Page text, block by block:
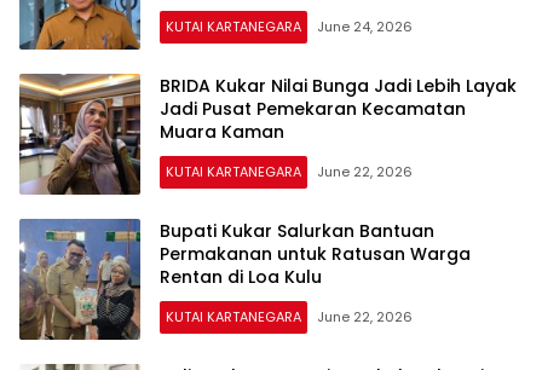
KUTAI KARTANEGARA June 24, 2026
BRIDA Kukar Nilai Bunga Jadi Lebih Layak
Jadi Pusat Pemekaran Kecamatan
Muara Kaman
KUTAI KARTANEGARA June 22, 2026
Bupati Kukar Salurkan Bantuan
Permakanan untuk Ratusan Warga
Rentan di Loa Kulu
KUTAI KARTANEGARA June 22, 2026